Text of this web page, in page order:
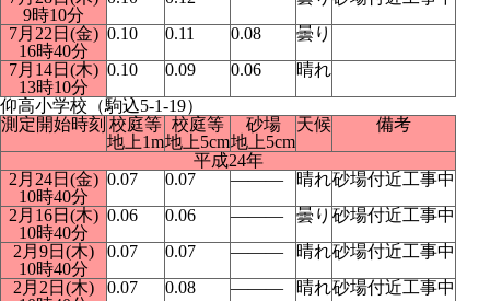
9時10分
7月22日(金)
16時40分
0.10 0.11 0.08
曇り
7月14日(木)
13時10分
0.10 0.09 0.06
晴れ
仰高小学校（駒込5-1-19）
測定開始時刻 校庭等
地上1m
校庭等
地上5cm
砂場
地上5cm
天候
備考
平成24年
2月24日(金)
10時40分
0.07 0.07 ――― 晴れ砂場付近工事中
2月16日(木)
10時40分
0.06 0.06 ――― 曇り 砂場付近工事中
2月9日(木)
10時40分
0.07 0.07 ――― 晴れ砂場付近工事中
2月2日(木)
0.07 0.08 ――― 晴れ砂場付近工事中